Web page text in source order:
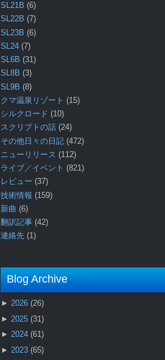
SL21B (6)
SL22B (7)
SL23B (6)
SL24 (7)
SL6B (31)
SL8B (3)
SL9B (8)
クマ温泉リゾート (15)
シルクロード (10)
スクリプトの話 (24)
その他日々の日記 (472)
ニューリリース (112)
ライブ／イベント (821)
レビュー (37)
技術情報 (159)
新曲 (6)
翻訳記事 (42)
連絡先 (1)
Blog Archive
► 2026 (26)
► 2025 (31)
► 2024 (61)
► 2023 (65)